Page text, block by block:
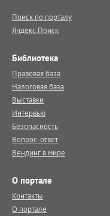
Поиск по порталу
Яндекс.Поиск
Библиотека
Правовая база
Налоговая база
Выставки
Интервью
Безопасность
Вопрос-ответ
Вендинг в мире
О портале
Контакты
О портале